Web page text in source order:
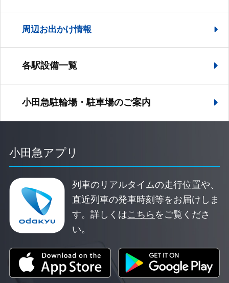
周辺お出かけ情報
各駅設備一覧
小田急駐輪場・駐車場のご案内
小田急アプリ
列車のリアルタイムの走行位置や、
直近列車の発車時刻等をお届けしま
す。詳しくはこちら をご覧くださ
い。